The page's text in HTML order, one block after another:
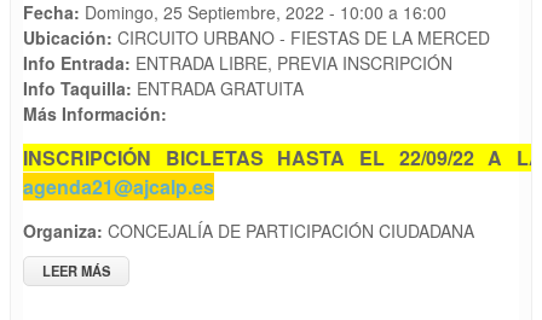
Fecha: Domingo, 25 Septiembre, 2022 - 10:00 a 16:00
Ubicación: CIRCUITO URBANO - FIESTAS DE LA MERCED
Info Entrada: ENTRADA LIBRE, PREVIA INSCRIPCIÓN
Info Taquilla: ENTRADA GRATUITA
Más Información:
INSCRIPCIÓN BICLETAS HASTA EL 22/09/22 A
agenda21@ajcalp.es
Organiza: CONCEJALÍA DE PARTICIPACIÓN CIUDADANA
LEER MÁS
BICICLETA"